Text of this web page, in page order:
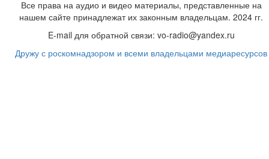
Все права на аудио и видео материалы, представленные на
нашем сайте принадлежат их законным владельцам. 2024 гг.
E-mail для обратной связи: vo-radio@yandex.ru
Дружу с роскомнадзором и всеми владельцами медиаресурсов